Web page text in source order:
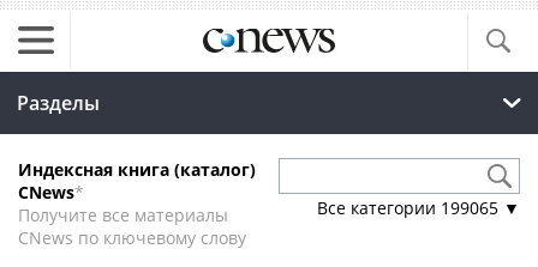
Разделы
Индексная книга (каталог)
CNews*
Получите все материалы
CNews по ключевому слову
Все категории 199065 ▼